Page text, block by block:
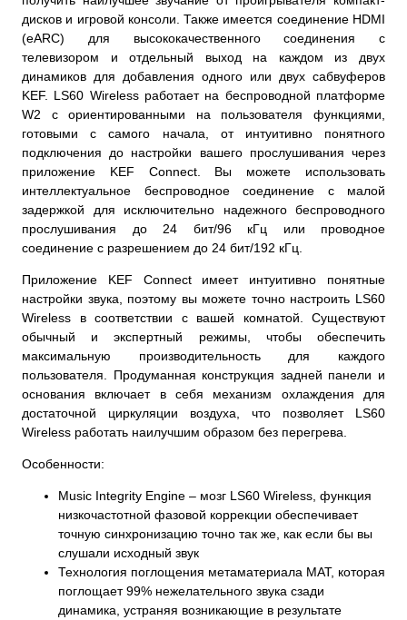
дисков и игровой консоли. Также имеется соединение HDMI
(eARC) для высококачественного соединения с
телевизором и отдельный выход на каждом из двух
динамиков для добавления одного или двух сабвуферов
KEF. LS60 Wireless работает на беспроводной платформе
W2 с ориентированными на пользователя функциями,
готовыми с самого начала, от интуитивно понятного
подключения до настройки вашего прослушивания через
приложение KEF Connect. Вы можете использовать
интеллектуальное беспроводное соединение с малой
задержкой для исключительно надежного беспроводного
прослушивания до 24 бит/96 кГц или проводное
соединение с разрешением до 24 бит/192 кГц.
Приложение KEF Connect имеет интуитивно понятные
настройки звука, поэтому вы можете точно настроить LS60
Wireless в соответствии с вашей комнатой. Существуют
обычный и экспертный режимы, чтобы обеспечить
максимальную производительность для каждого
пользователя. Продуманная конструкция задней панели и
основания включает в себя механизм охлаждения для
достаточной циркуляции воздуха, что позволяет LS60
Wireless работать наилучшим образом без перегрева.
Особенности:
Music Integrity Engine – мозг LS60 Wireless, функция
низкочастотной фазовой коррекции обеспечивает
точную синхронизацию точно так же, как если бы вы
слушали исходный звук
Технология поглощения метаматериала MAT, которая
поглощает 99% нежелательного звука сзади
динамика, устраняя возникающие в результате